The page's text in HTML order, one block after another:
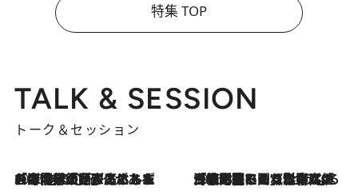
特集 TOP
TALK & SESSION
トーク＆セッション
2026.8.3
「今後値上げがあるとすれば…」「リスクがあるのは今年の冬」エネルギー専門家が語る、ホルムズ海峡封鎖が家庭にもたらす“ある心配” 2026.8.3
「住宅建てられない…」「サーチャージ料の高値が続いている」ホルムズ海峡封鎖による影響はいつまで続く？《エネルギー専門家に聞く“どうなる日本の暮らし”》